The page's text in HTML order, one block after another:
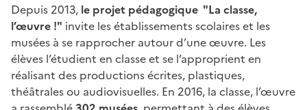
Depuis 2013, le projet pédagogique "La classe,
l’œuvre !" invite les établissements scolaires et les
musées à se rapprocher autour d’une œuvre. Les
élèves l’étudient en classe et se l’approprient en
réalisant des productions écrites, plastiques,
théâtrales ou audiovisuelles. En 2016, la classe, l’œuvre